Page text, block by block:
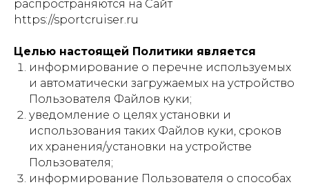
распространяются на Сайт
https://sportcruiser.ru
Целью настоящей Политики является
информирование о перечне используемых
и автоматически загружаемых на устройство
Пользователя Файлов куки;
уведомление о целях установки и
использования таких Файлов куки, сроков
их хранения/установки на устройстве
Пользователя;
информирование Пользователя о способах